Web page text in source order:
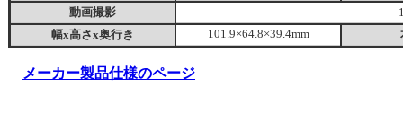
動画撮影
幅x高さx奥行き
101.9×64.8×39.4mm
メーカー製品仕様のページ